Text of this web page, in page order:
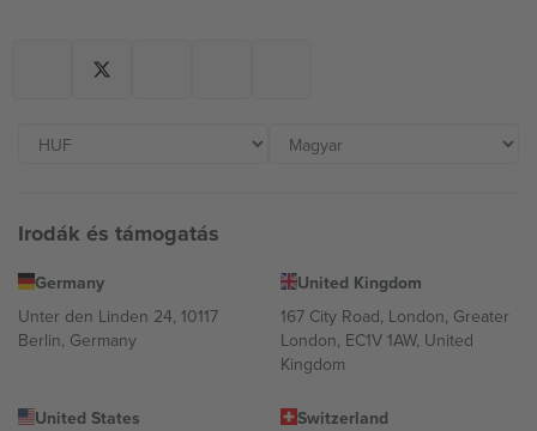
Irodák és támogatás
Germany
Unter den Linden 24, 10117
Berlin, Germany
United Kingdom
167 City Road, London, Greater
London, EC1V 1AW, United
Kingdom
United States
Switzerland